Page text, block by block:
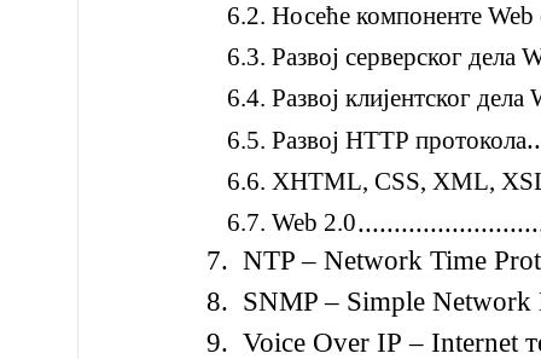
6.2. Носеће компоненте Web
6.3. Развој серверског дела
6.4. Развој клијентског дела
6.5. Развој НТТР протокола
6.6. XHTML, CSS, XML,
6.7. Web 2.0
7. NTP – Network Time
8. SNMP – Simple Network
9. Voice Over IP – Internet